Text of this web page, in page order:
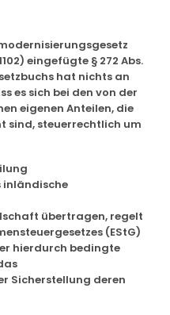
eingefügte § 272 Abs.
hat nichts an
es sich bei den von der
eigenen Anteilen, die
sind, steuerrechtlich um
inländische
übertragen, regelt
(EStG)
hierdurch bedingte
Sicherstellung deren